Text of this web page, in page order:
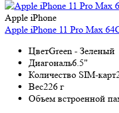
Apple iPhone
Apple iPhone 11 Pro Max
ЦветGreen - Зеленый
Диагональ6.5"
Количество SIM-карт
Вес226 г
Объем встроенной